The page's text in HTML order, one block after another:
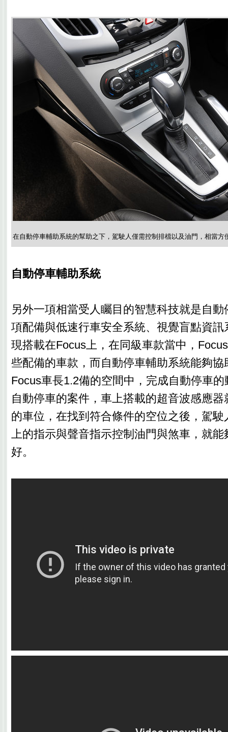
在自動停車輔助系統的幫助之下，駕駛人僅需控制排檔以及油門，相當方
自動停車輔助系統
另外一項相當受人矚目的智慧科技就是自
項配備與低速行車安全系統、視覺盲點資
現搭載在Focus上，在同級車款當中，
些配備的車款，而自動停車輔助系統能夠
Focus車長1.2備的空間中，完成自動停車
自動停車的案件，車上搭載的超音波感應
的車位，在找到符合條件的空位之後，駕
上的指示與聲音指示控制油門與煞車，就能
好。